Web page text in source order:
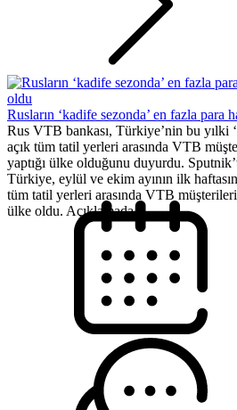
Rusların ‘kadife sezonda’ en fazla para
Rus VTB bankası, Türkiye’nin bu yılki
açık tüm tatil yerleri arasında VTB
yaptığı ülke olduğunu duyurdu.
Türkiye, eylül ve ekim ayının ilk
tüm tatil yerleri arasında VTB
ülke oldu. Açıklamada,...